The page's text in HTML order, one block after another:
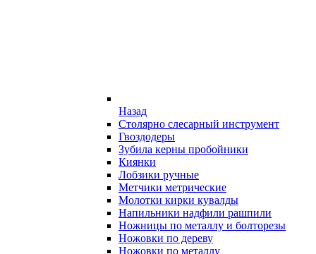
Назад
Столярно слесарный инструмент
Гвоздодеры
Зубила керны пробойники
Киянки
Лобзики ручные
Метчики метрические
Молотки кирки кувалды
Напильники надфили рашпили
Ножницы по металлу и болторезы
Ножовки по дереву
Ножовки по металлу